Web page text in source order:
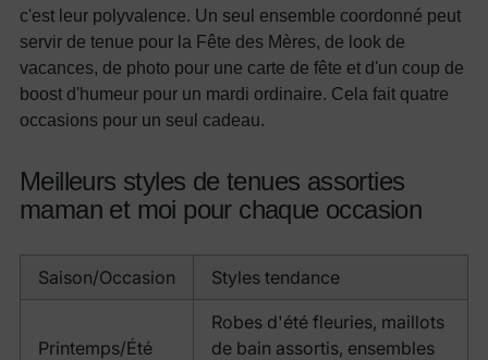
c'est leur polyvalence. Un seul ensemble coordonné peut
servir de tenue pour la Fête des Mères, de look de
vacances, de photo pour une carte de fête et d'un coup de
boost d'humeur pour un mardi ordinaire. Cela fait quatre
occasions pour un seul cadeau.
Meilleurs styles de tenues assorties
maman et moi pour chaque occasion
Saison/Occasion Styles tendance
Printemps/Été
Robes d'été fleuries, maillots
de bain assortis, ensembles